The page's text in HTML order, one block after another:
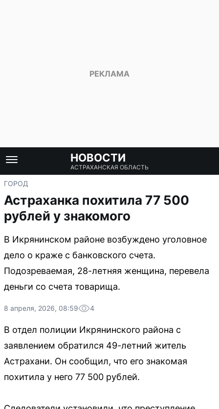
НОВОСТИ
АСТРАХАНСКАЯ ОБЛАСТЬ
ГОРОД
Астраханка похитила 77 500
рублей у знакомого
В Икрянинском районе возбуждено уголовное
дело о краже с банковского счета.
Подозреваемая, 28-летняя женщина, перевела
деньги со счета товарища.
8 апреля, 2026, 08:59 4
В отдел полиции Икрянинского района с
заявлением обратился 49-летний житель
Астрахани. Он сообщил, что его знакомая
похитила у него 77 500 рублей.